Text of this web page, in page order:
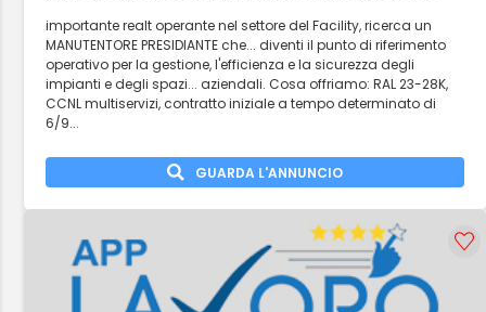
importante realt operante nel settore del Facility, ricerca un
MANUTENTORE PRESIDIANTE che... diventi il punto di riferimento
operativo per la gestione, l'efficienza e la sicurezza degli
impianti e degli spazi... aziendali. Cosa offriamo: RAL 23-28K,
CCNL multiservizi, contratto iniziale a tempo determinato di
6/9...
GUARDA L'ANNUNCIO